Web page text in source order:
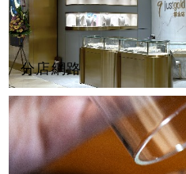
分店網路